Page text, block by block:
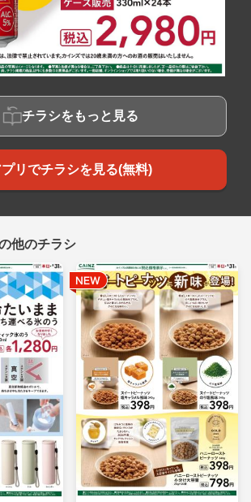
チラシをもっと見る
プリでチラシを見る(無料)
他のチラシ